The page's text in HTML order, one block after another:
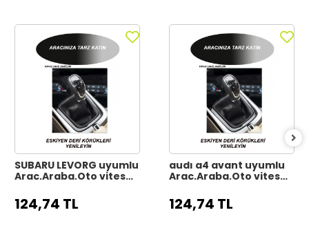
SUBARU LEVORG uyumlu
Araç,Araba,Oto vites
124,74 TL
audı a4 avant uyumlu
Araç,Araba,Oto vites
124,74 TL